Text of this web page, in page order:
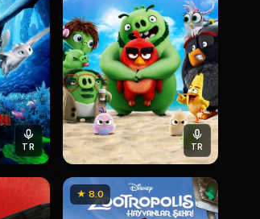
TR TR
★ 8.0